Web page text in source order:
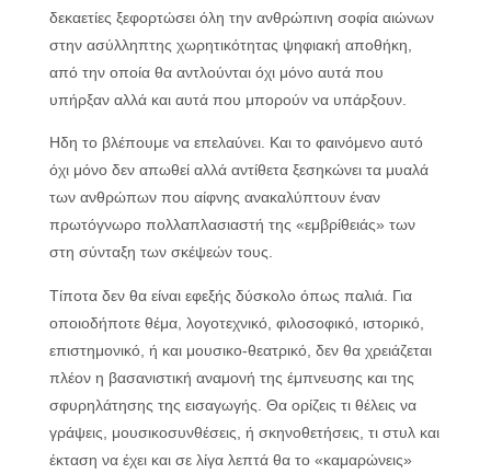
δεκαετίες ξεφορτώσει όλη την ανθρώπινη σοφία αιώνων
στην ασύλληπτης χωρητικότητας ψηφιακή αποθήκη,
από την οποία θα αντλούνται όχι μόνο αυτά που
υπήρξαν αλλά και αυτά που μπορούν να υπάρξουν.
Ηδη το βλέπουμε να επελαύνει. Και το φαινόμενο αυτό
όχι μόνο δεν απωθεί αλλά αντίθετα ξεσηκώνει τα μυαλά
των ανθρώπων που αίφνης ανακαλύπτουν έναν
πρωτόγνωρο πολλαπλασιαστή της «εμβρίθειάς» των
στη σύνταξη των σκέψεών τους.
Τίποτα δεν θα είναι εφεξής δύσκολο όπως παλιά. Για
οποιοδήποτε θέμα, λογοτεχνικό, φιλοσοφικό, ιστορικό,
επιστημονικό, ή και μουσικο-θεατρικό, δεν θα χρειάζεται
πλέον η βασανιστική αναμονή της έμπνευσης και της
σφυρηλάτησης της εισαγωγής. Θα ορίζεις τι θέλεις να
γράψεις, μουσικοσυνθέσεις, ή σκηνοθετήσεις, τι στυλ και
έκταση να έχει και σε λίγα λεπτά θα το «καμαρώνεις»